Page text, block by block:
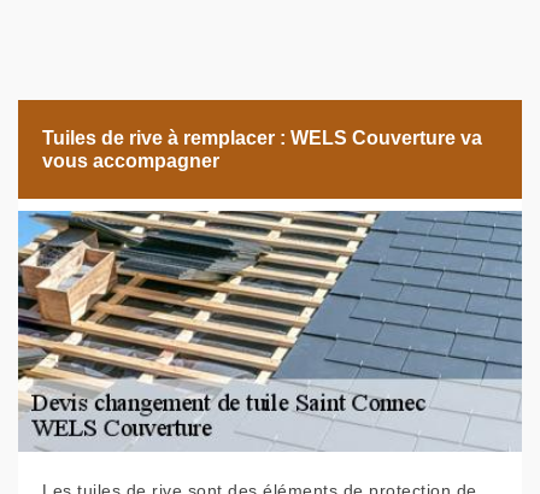
Tuiles de rive à remplacer : WELS Couverture va
vous accompagner